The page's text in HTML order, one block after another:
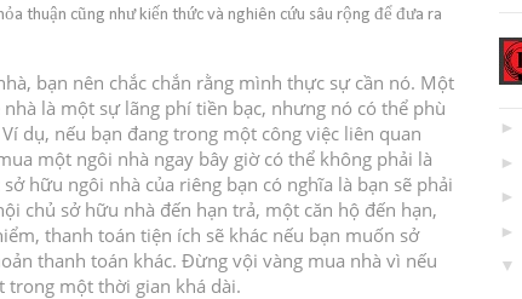
thuận cũng như kiến ​​thức và nghiên cứu sâu rộng để đưa ra
bạn nên chắc chắn rằng mình thực sự cần nó. Một
là một sự lãng phí tiền bạc, nhưng nó có thể phù
Ví dụ, nếu bạn đang trong một công việc liên quan
một ngôi nhà ngay bây giờ có thể không phải là
sở hữu ngôi nhà của riêng bạn có nghĩa là bạn sẽ phải
chủ sở hữu nhà đến hạn trả, một căn hộ đến hạn,
thanh toán tiện ích sẽ khác nếu bạn muốn sở
thanh toán khác. Đừng vội vàng mua nhà vì nếu
trong một thời gian khá dài.
►
►
►
►
▼